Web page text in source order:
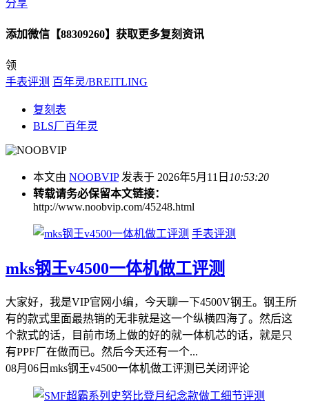
分享
添加微信【88309260】获取更多复刻资讯
领
手表评测 百年灵/BREITLING
复刻表
BLS厂百年灵
本文由 NOOBVIP发表于 2026年5月11日 10:53:20
转载请务必保留本文链接：
http://www.noobvip.com/45248.html
手表评测
mks钢王v4500一体机做工评测
大家好，我是VIP官网小编，今天聊一下4500V钢王。钢王所
有的款式里面最热销的无非就是这一个纵横四海了。然后这
个款式的话，目前市场上做的好的就一体机芯的话，就是只
有PPF厂在做而已。然后今天还有一个...
08月06日 mks钢王v4500一体机做工评测 已关闭评论